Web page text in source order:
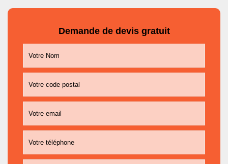
Demande de devis gratuit